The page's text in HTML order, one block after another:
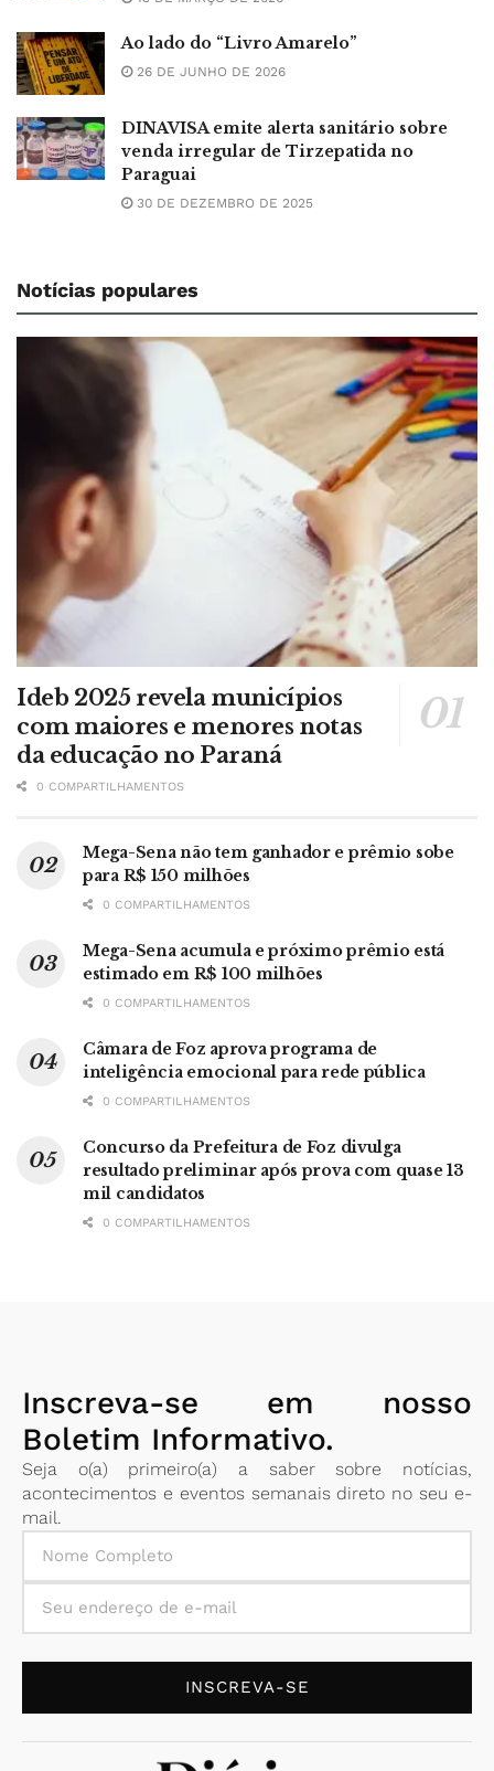
Ao lado do “Livro Amarelo”
26 DE JUNHO DE 2026
DINAVISA emite alerta sanitário sobre
venda irregular de Tirzepatida no
Paraguai
30 DE DEZEMBRO DE 2025
Notícias populares
Ideb 2025 revela municípios
com maiores e menores notas
da educação no Paraná
0 COMPARTILHAMENTOS
Mega-Sena não tem ganhador e prêmio sobe
para R$ 150 milhões
0 COMPARTILHAMENTOS
Mega-Sena acumula e próximo prêmio está
estimado em R$ 100 milhões
0 COMPARTILHAMENTOS
Câmara de Foz aprova programa de
inteligência emocional para rede pública
0 COMPARTILHAMENTOS
Concurso da Prefeitura de Foz divulga
resultado preliminar após prova com quase 13
mil candidatos
0 COMPARTILHAMENTOS
Inscreva-se em nosso
Boletim Informativo.
Seja o(a) primeiro(a) a saber sobre notícias,
acontecimentos e eventos semanais direto no seu e-
mail.
INSCREVA-SE